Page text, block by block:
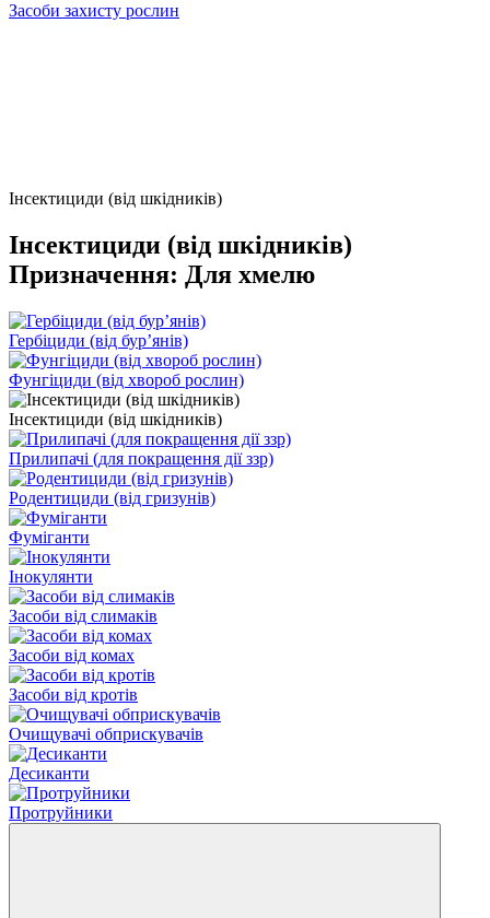
Засоби захисту рослин
Інсектициди (від шкідників)
Інсектициди (від шкідників)
Призначення: Для хмелю
Гербіциди (від бурʼянів)
Фунгіциди (від хвороб рослин)
Інсектициди (від шкідників)
Прилипачі (для покращення дії ззр)
Родентициди (від гризунів)
Фуміганти
Інокулянти
Засоби від слимаків
Засоби від комах
Засоби від кротів
Очищувачі обприскувачів
Десиканти
Протруйники